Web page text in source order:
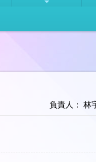
負責人： 林